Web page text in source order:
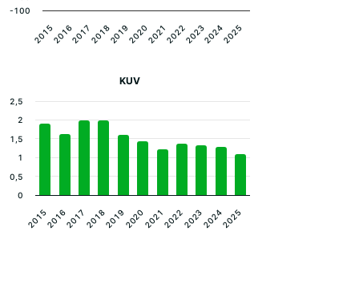
2016 2018 2020 2022 2024
2015 2017 2019 2021 2023 2025
-100
KUV
2016 2018 2020 2022 2024
2015 2017 2019 2021 2023 2025
0
0,5
1
1,5
2
2,5